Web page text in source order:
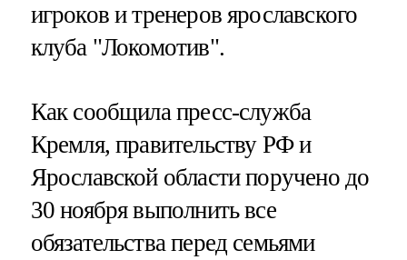
игроков и тренеров ярославского
клуба "Локомотив".
Как сообщила пресс-служба
Кремля, правительству РФ и
Ярославской области поручено до
30 ноября выполнить все
обязательства перед семьями